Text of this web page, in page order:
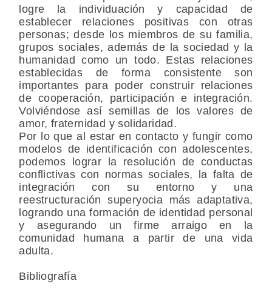
logre la individuación y capacidad de
establecer relaciones positivas con otras
personas; desde los miembros de su familia,
grupos sociales, además de la sociedad y la
humanidad como un todo. Estas relaciones
establecidas de forma consistente son
importantes para poder construir relaciones
de cooperación, participación e integración.
Volviéndose así semillas de los valores de
amor, fraternidad y solidaridad.
Por lo que al estar en contacto y fungir como
modelos de identificación con adolescentes,
podemos lograr la resolución de conductas
conflictivas con normas sociales, la falta de
integración con su entorno y una
reestructuración superyocia más adaptativa,
logrando una formación de identidad personal
y asegurando un firme arraigo en la
comunidad humana a partir de una vida
adulta.
Bibliografía